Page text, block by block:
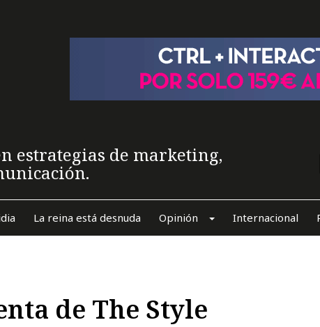
estrategias de marketing,
La reina está desnuda Opinión Internacional
de The Style